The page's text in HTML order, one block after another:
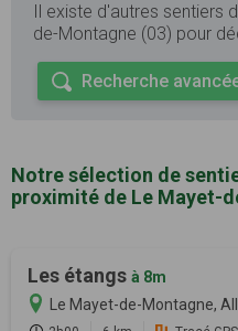
Il existe d'autres sentiers
de-Montagne (03) pour
Recherche
Notre sélection de
proximité de Le Mayet-
Les étangs à 8m
Le Mayet-de-Montagne,